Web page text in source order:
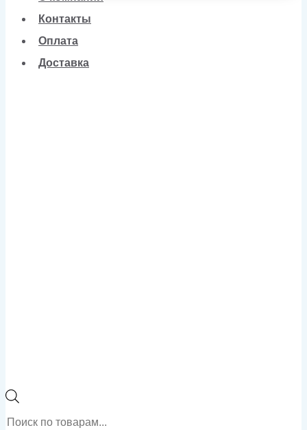
Контакты
Оплата
Доставка
Поиск